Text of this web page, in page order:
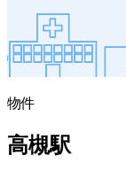
物件
高槻駅